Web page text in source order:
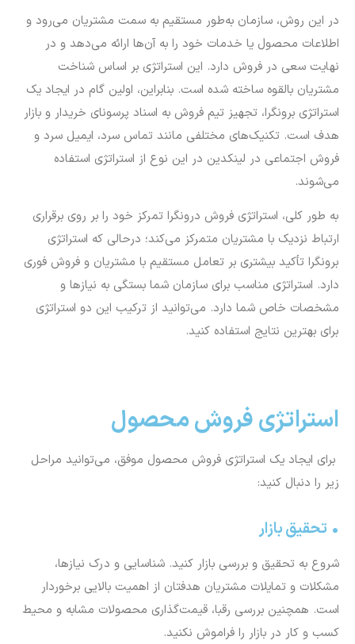
در این روش، سازمان به‌طور مستقیم به سمت مشتریان می‌رود و
اطلاعات محصول یا خدمات خود را به آن‌ها ارائه می‌دهد و در
نهایت سعی در فروش دارد. این استراتژی بر اساس شناخت
مشتریان بالقوه ساخته شده است. بنابراین، اولین گام در ایجاد یک
استراتژی برونگرا، تجهیز تیم فروش به اسناد پرسونای خریدار و بازار
هدف است. تکنیک‌های مختلفی مانند تماس سرد، ایمیل سرد و
فروش اجتماعی در لینکدین در این نوع از استراتژی استفاده
می‌شوند.
به طور کلی، استراتژی فروش درونگرا تمرکز خود را بر روی برقراری
ارتباط نزدیک با مشتریان متمرکز می‌کند؛ درحالی که استراتژی
برونگرا تأکید بیشتری بر تعامل مستقیم با مشتریان و فروش فوری
دارد. استراتژی مناسب برای سازمان شما بستگی به نیازها و
مشخصات خاص شما دارد. می‌توانید از ترکیب این دو استراتژی
برای بهترین نتایج استفاده کنید.
استراتژی فروش محصول
برای ایجاد یک استراتژی فروش محصول موفق، می‌توانید مراحل
زیر را دنبال کنید:
• تحقیق بازار
شروع به تحقیق و بررسی بازار کنید. شناسایی و درک نیازها،
مشکلات و تمایلات مشتریان هدفتان از اهمیت بالایی برخوردار
است. همچنین بررسی رقبا، قیمت‌گذاری محصولات مشابه و محیط
کسب و کار در بازار را فراموش نکنید.